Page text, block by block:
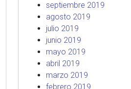
septiembre 2019
agosto 2019
julio 2019
junio 2019
mayo 2019
abril 2019
marzo 2019
febrero 2019